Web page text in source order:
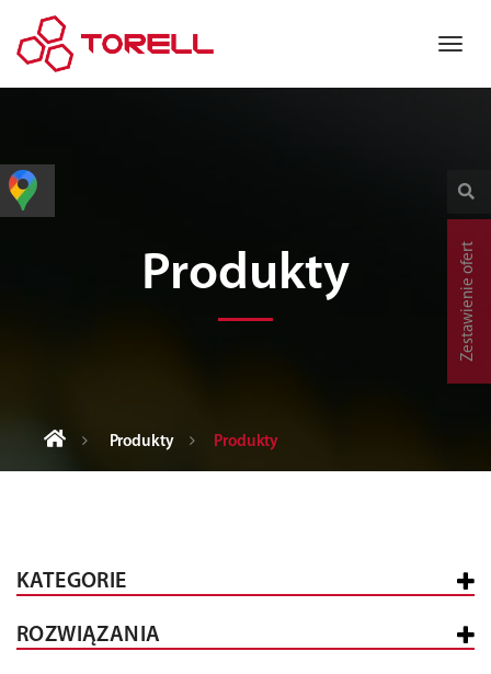
Produkty
Produkty Produkty
KATEGORIE
ROZWIĄZANIA
Zestawienie ofert